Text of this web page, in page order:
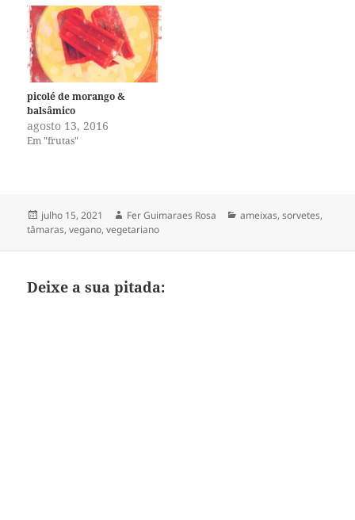
picolé de morango &
balsâmico
agosto 13, 2016
Em "frutas"
Publicado
em
julho 15, 2021 Autor
Fer Guimaraes Rosa Categorias
ameixas,sorvetes,
tâmaras,vegano,vegetariano
Deixe a sua pitada: